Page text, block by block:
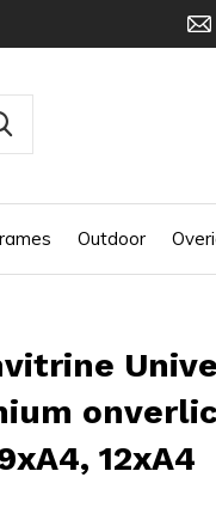
Outdoor
12xA4